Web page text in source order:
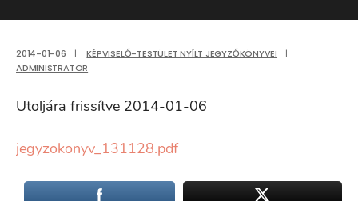
2014-01-06 | KÉPVISELŐ-TESTÜLET NYÍLT JEGYZŐKÖNYVEI
|
ADMINISTRATOR
Utoljára frissítve 2014-01-06
jegyzokonyv_131128.pdf